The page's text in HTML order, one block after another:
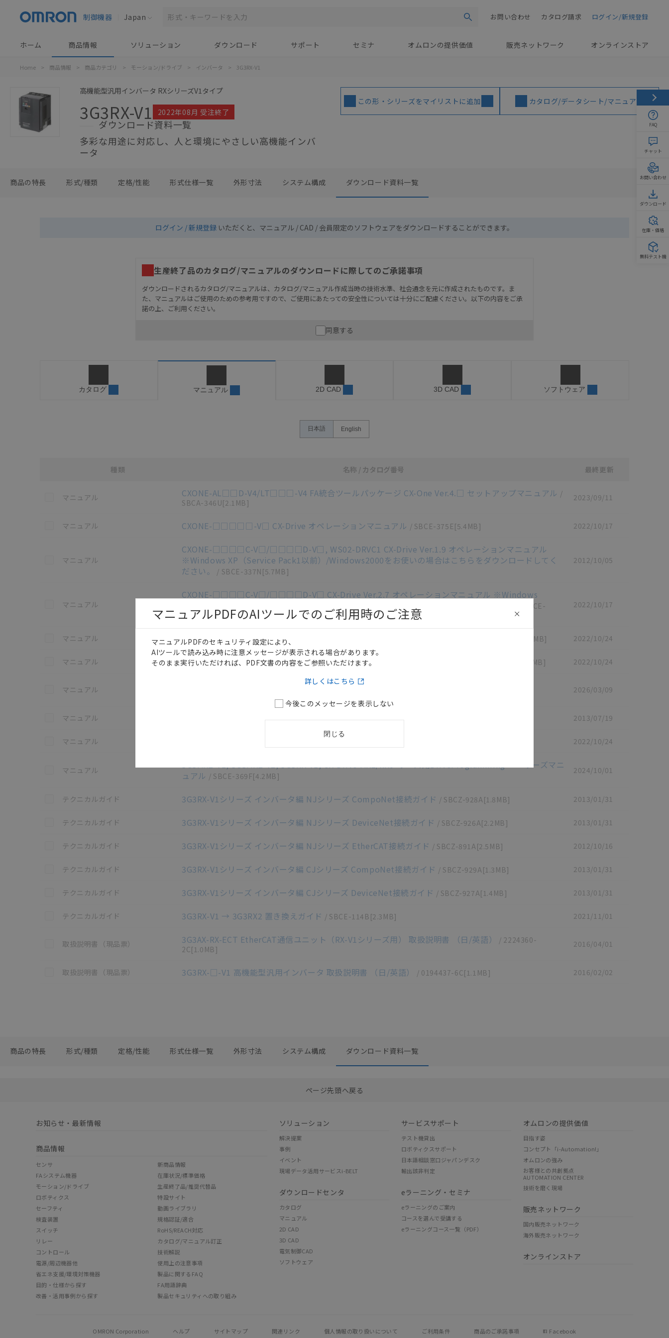
制御機器 Japan 検索 ログイン/新規登録
カタログ請求
お問い合わせ
ホーム 商品情報 ソリューション ダウンロード サポート セミナ オムロンの提供価値 販売ネットワーク オンラインストア
Home > 商品情報 > 商品カテゴリ > モーション/ドライブ > インバータ > 3G3RX-V1
高機能型汎用インバータ RXシリーズV1タイプ
3G3RX-V1 2022年08月 受注終了
ダウンロード資料一覧
多彩な用途に対応し、人と環境にやさしい高機能インバ
ータ
この形・シリーズをマイリストに追加 カタログ/データシート/マニュアル
商品の特長 形式/種類 定格/性能 形式仕様一覧 外形寸法 システム構成 ダウンロード資料一覧
ログイン / 新規登録 いただくと、マニュアル / CAD / 会員限定のソフトウェアをダウンロードすることができます。
生産終了品のカタログ/マニュアルのダウンロードに際してのご承諾事項
ダウンロードされるカタログ/マニュアルは、カタログ/マニュアル作成当時の技術水準、社会通念を元に作成されたものです。ま
た、マニュアルはご使用のための参考用ですので、ご使用にあたっての安全性については十分にご配慮ください。以下の内容をご承
諾の上、ご利用ください。
お客様が本製品を人命や財産に重大な危険を及ぼすような用途に使用される場合には、システム全体として危険を知らせたり、冗
長設計により必要な安全性を確保できるよう設計されていること、および本製品が全体の中で意図した用途に対して適切に配電・
カタログ/マニュアルに記載されているアプリケーション事例は参考用ですので、ご採用に際しては機器・装置の機能や安全性を
記載されているサービス内容や連絡先等は作成当時のものであり、変更・改定させていただいている可能性があります。改めて当
同意する
カタログ マニュアル 2D CAD 3D CAD ソフトウェア
日本語 English
種類 名称 / カタログ番号 最終更新
この資料を選択
マニュアル CXONE-AL□□D-V4/LT□□□-V4 FA統合ツールパッケージ CX-One Ver.4.□ セットアップマニュアル /
SBCA-346U[2.1MB]
2023/09/11
この資料を選択
マニュアル CXONE-□□□□□-V□ CX-Drive オペレーションマニュアル / SBCE-375E [5.4MB] 2022/10/17
この資料を選択
マニュアル
CXONE-□□□□C-V□/□□□□D-V□, WS02-DRVC1 CX-Drive Ver.1.9 オペレーションマニュアル
※Windows XP（Service Pack1以前）/Windows2000をお使いの場合はこちらをダウンロードしてく
ださい。
/ SBCE-337N [5.7MB]
2012/10/05
この資料を選択
マニュアル
CXONE-□□□□C-V□/□□□□D-V□ CX-Drive Ver.2.7 オペレーションマニュアル ※Windows
XP（Service Pack2以降）/Vista/7をお使いの場合はこちらをダウンロードしてください。
SBCE-
337W [2.7MB]
2022/10/17
この資料を選択
マニュアル 3G3AX-MX2-CRT-E/RX-CRT-E CompoNet通信ユニット ユーザーズマニュアル [6.2MB] 2022/10/24
この資料を選択
マニュアル 3G3AX-MX2-DRT-E/RX-DRT-E DeviceNet通信ユニット ユーザーズマニュアル [5.7MB] 2022/10/24
この資料を選択
マニュアル 3G3AX-MX2-ECT/RX-ECT インバータ EtherCAT®通信ユニット ユーザーズマニュアル 2026/03/09
この資料を選択
マニュアル 3G3AX-PG□□ PGボード ユーザーズマニュアル /SBCE-351A 2013/07/19
この資料を選択
マニュアル 3G3RX-□□□□□-V1 高機能型汎用インバータ ユーザーズマニュアル 2022/10/24
この資料を選択
マニュアル
3G3MX2-V1, 3G3MX2-V2, 3G3RX-V1, CX-Drive MX2/RXシリーズ用DriveProgramming ユーザーズマニ
ュアル / SBCE-369F[4.2MB]
2024/10/01
この資料を選択
テクニカルガイド 3G3RX-V1シリーズ インバータ編 NJシリーズ CompoNet接続ガイド / SBCZ-928A [1.8MB] 2013/01/31
この資料を選択
テクニカルガイド 3G3RX-V1シリーズ インバータ編 NJシリーズ DeviceNet接続ガイド / SBCZ-926A[2.2MB] 2013/01/31
この資料を選択
テクニカルガイド 3G3RX-V1シリーズ インバータ編 NJシリーズ EtherCAT接続ガイド / SBCZ-891A [2.5MB] 2012/10/16
この資料を選択
テクニカルガイド 3G3RX-V1シリーズ インバータ編 CJシリーズ CompoNet接続ガイド / SBCZ-929A [1.3MB] 2013/01/31
この資料を選択
テクニカルガイド 3G3RX-V1シリーズ インバータ編 CJシリーズ DeviceNet接続ガイド / SBCZ-927A[1.4MB] 2013/01/31
この資料を選択
テクニカルガイド 3G3RX-V1 → 3G3RX2 置き換えガイド / SBCE-114B [2.3MB] 2021/11/01
この資料を選択
取扱説明書（現品票） 3G3AX-RX-ECT EtherCAT通信ユニット（RX-V1シリーズ用） 取扱説明書 （日/英語） / 2224360-
2C[1.0MB]
2016/04/01
この資料を選択
取扱説明書（現品票） 3G3RX-□-V1 高機能型汎用インバータ 取扱説明書 （日/英語） / 0194437-6C[1.1MB] 2016/02/02
0 選択したファイルを一括ダウンロード
商品の特長 形式/種類 定格/性能 形式仕様一覧 外形寸法 システム構成 ダウンロード資料一覧
ページ先頭へ戻る
お知らせ・最新情報
商品情報
センサ
FAシステム機器
モーション/ドライブ
ロボティクス
セーフティ
検査装置
スイッチ
リレー
コントロール
電源/周辺機器他
省エネ支援/環境対策機器
目的・仕様から探す
改善・活用事例から探す
新商品情報
在庫状況/標準価格
生産終了品/推奨代替品
特設サイト
動画ライブラリ
規格認証/適合
RoHS/REACH対応
カタログ/マニュアル訂正
技術解説
使用上の注意事項
製品に関するFAQ
FA用語辞典
製品セキュリティへの取り組み
ソリューション
解決提案
事例
イベント
現場データ活用サービスi-BELT
ダウンロードセンタ
カタログ
マニュアル
2D CAD
3D CAD
電気制御CAD
ソフトウェア
サービスサポート
テスト機貸出
ロボティクスサポート
日本語相談窓口ジャパンデスク
輸出該非判定
eラーニング・セミナ
eラーニングのご案内
コースを選んで受講する
eラーニングコース一覧（PDF）
オムロンの提供価値
目指す姿
コンセプト「i-Automation!」
オムロンの強み
お客様との共創拠点
AUTOMATION CENTER
技術を磨く現場
販売ネットワーク
国内販売ネットワーク
海外販売ネットワーク
オンラインストア
OMRON Corporation ヘルプ サイトマップ 関連リンク 個人情報の取り扱いについて ご利用条件 商品のご承諾事項 Facebook
FAQ
チャット
お問い合わせ
ダウンロード
在庫・価格
無料テスト機
マニュアルPDFのAIツールでのご利用時のご注意
マニュアルPDFのセキュリティ設定により、
AIツールで読み込み時に注意メッセージが表示される場合があります。
そのまま実行いただければ、PDF文書の内容をご参照いただけます。
詳しくはこちら
今後このメッセージを表示しない
閉じる